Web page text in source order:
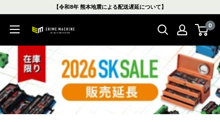
ン
ツ
に
ス
キ
ッ
プ
【令和8年 熊本地震による配送遅延について】
エ
メ
マ
シ
ン
本
店
0